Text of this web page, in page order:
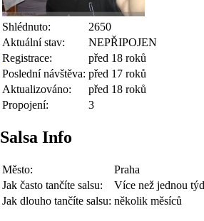
Shlédnuto:
2650
Aktuální stav:
NEPŘIPOJEN
Registrace:
před 18 roků
Poslední návštěva: před 17 roků
Aktualizováno:
před 18 roků
Propojení:
3
Salsa Info
Město:
Praha
Jak často tančíte salsu:
Více než jednou
Jak dlouho tančíte salsu: několik měsíců